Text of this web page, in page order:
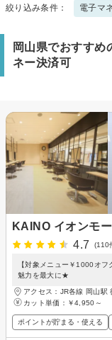
絞り込み条件： 電子マ
岡山県でおすすめ
ネー決済可
KAINO イオンモ
4.7
(110
【対象メニュー￥1000オ
魅力を最大に★
アクセス：JR各線 岡山駅
カット単価： ￥4,950～
ポイントが貯まる・使える